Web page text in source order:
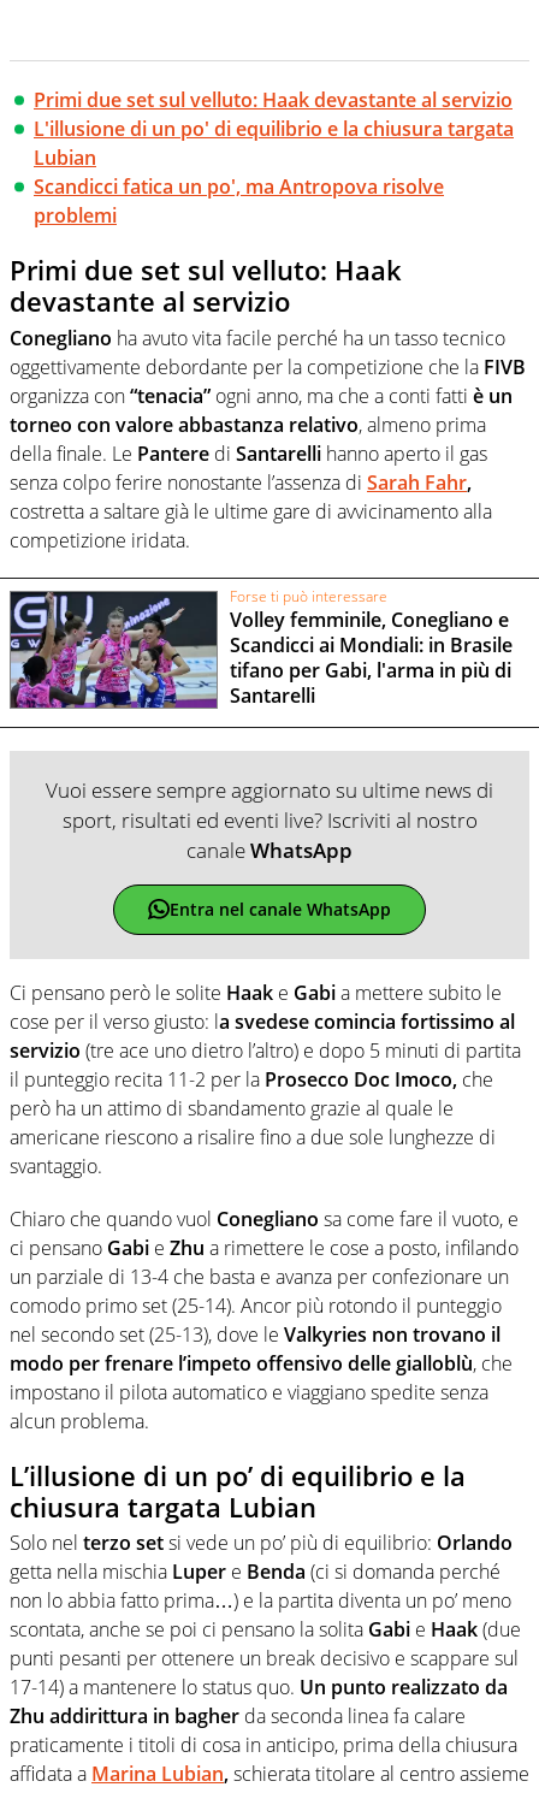
Primi due set sul velluto: Haak devastante al servizio
L'illusione di un po' di equilibrio e la chiusura targata
Lubian
Scandicci fatica un po', ma Antropova risolve
problemi
Primi due set sul velluto: Haak
devastante al servizio
Conegliano ha avuto vita facile perché ha un tasso tecnico
oggettivamente debordante per la competizione che la FIVB
organizza con“tenacia” ogni anno, ma che a conti fatti è un
torneo con valore abbastanza relativo, almeno prima
della finale. Le Pantere di Santarelli hanno aperto il gas
senza colpo ferire nonostante l’assenza di Sarah Fahr,
costretta a saltare già le ultime gare di avvicinamento alla
competizione iridata.
Forse ti può interessare
Volley femminile, Conegliano e
Scandicci ai Mondiali: in Brasile
tifano per Gabi, l'arma in più di
Santarelli
Vuoi essere sempre aggiornato su ultime news di
sport, risultati ed eventi live? Iscriviti al nostro
canaleWhatsApp
Entra nel canale WhatsApp
Ci pensano però le solite Haak e Gabia mettere subito le
cose per il verso giusto: la svedese comincia fortissimo al
servizio (tre ace uno dietro l’altro) e dopo 5 minuti di partita
il punteggio recita 11-2 per la Prosecco Doc Imoco, che
però ha un attimo di sbandamento grazie al quale le
americane riescono a risalire fino a due sole lunghezze di
svantaggio.
Chiaro che quando vuol Conegliano sa come fare il vuoto, e
ci pensano Gabi e Zhu a rimettere le cose a posto, infilando
un parziale di 13-4 che basta e avanza per confezionare un
comodo primo set (25-14). Ancor più rotondo il punteggio
nel secondo set (25-13), dove le Valkyries non trovano il
modo per frenare l’impeto offensivo delle gialloblù, che
impostano il pilota automatico e viaggiano spedite senza
alcun problema.
L’illusione di un po’ di equilibrio e la
chiusura targata Lubian
Solo nel terzo setsi vede un po’ più di equilibrio: Orlando
getta nella mischia Luper e Benda (ci si domanda perché
non lo abbia fatto prima…) e la partita diventa un po’ meno
scontata, anche se poi ci pensano la solita Gabi e Haak(due
punti pesanti per ottenere un break decisivo e scappare sul
17-14) a mantenere lo status quo. Un punto realizzato da
Zhu addirittura in bagher da seconda linea fa calare
praticamente i titoli di cosa in anticipo, prima della chiusura
affidata a Marina Lubian,schierata titolare al centro assieme